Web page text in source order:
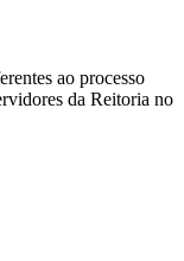
ao processo
da Reitoria no